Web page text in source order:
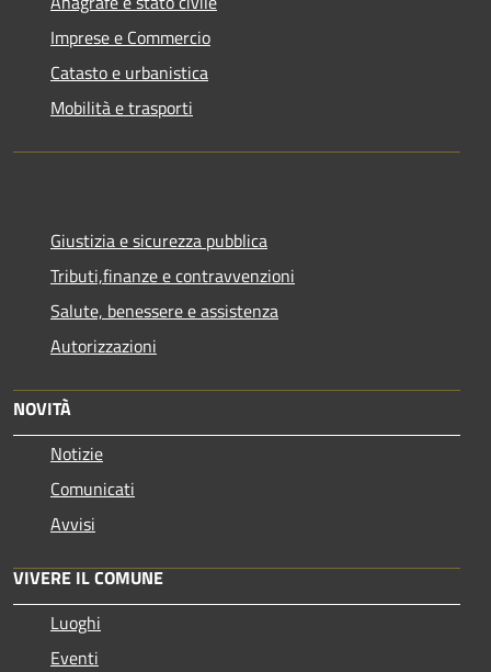
Imprese e Commercio
Catasto e urbanistica
Mobilità e trasporti
Giustizia e sicurezza pubblica
Tributi,finanze e contravvenzioni
Salute, benessere e assistenza
Autorizzazioni
NOVITÀ
Notizie
Comunicati
Avvisi
VIVERE IL COMUNE
Luoghi
Eventi